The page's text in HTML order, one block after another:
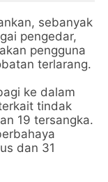
sebanyak
pengedar,
pengguna
terlarang.
ke dalam
tindak
19 tersangka.
dan 31